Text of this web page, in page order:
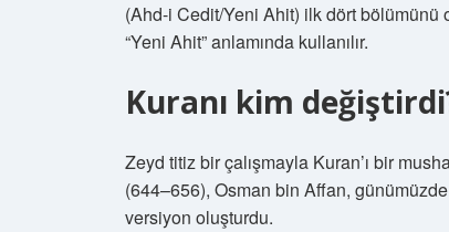
(Ahd-i Cedit/Yeni Ahit) ilk dört bölümünü
“Yeni Ahit” anlamında kullanılır.
Kuranı kim
Zeyd titiz bir çalışmayla Kuran’ı bir
(644–656), Osman bin Affan,
versiyon oluşturdu.